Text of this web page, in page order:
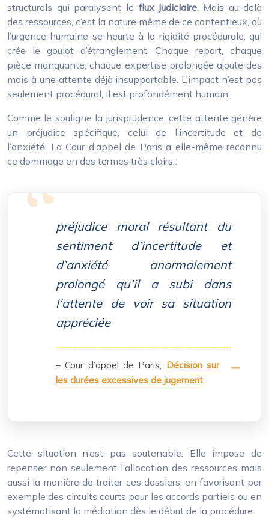
structurels qui paralysent le flux judiciaire. Mais au-delà
des ressources, c’est la nature même de ce contentieux, où
l’urgence humaine se heurte à la rigidité procédurale, qui
crée le goulot d’étranglement. Chaque report, chaque
pièce manquante, chaque expertise prolongée ajoute des
mois à une attente déjà insupportable. L’impact n’est pas
seulement procédural, il est profondément humain.
Comme le souligne la jurisprudence, cette attente génère
un préjudice spécifique, celui de l’incertitude et de
l’anxiété. La Cour d’appel de Paris a elle-même reconnu
ce dommage en des termes très clairs :
préjudice moral résultant du
sentiment d’incertitude et
d’anxiété anormalement
prolongé qu’il a subi dans
l’attente de voir sa situation
appréciée
– Cour d’appel de Paris, Décision sur
les durées excessives de jugement
Cette situation n’est pas soutenable. Elle impose de
repenser non seulement l’allocation des ressources mais
aussi la manière de traiter ces dossiers, en favorisant par
exemple des circuits courts pour les accords partiels ou en
systématisant la médiation dès le début de la procédure.